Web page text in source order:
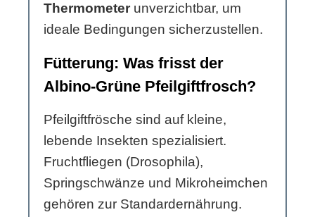
Thermometer unverzichtbar, um
ideale Bedingungen sicherzustellen.
Fütterung: Was frisst der
Albino-Grüne Pfeilgiftfrosch?
Pfeilgiftfrösche sind auf kleine,
lebende Insekten spezialisiert.
Fruchtfliegen (Drosophila),
Springschwänze und Mikroheimchen
gehören zur Standardernährung.